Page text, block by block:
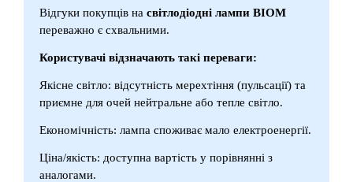
Відгуки покупців на світлодіодні лампи BIOM
переважно є схвальними.
Користувачі відзначають такі переваги:
Якісне світло: відсутність мерехтіння (пульсації) та
приємне для очей нейтральне або тепле світло.
Економічність: лампа споживає мало електроенергії.
Ціна/якість: доступна вартість у порівнянні з
аналогами.